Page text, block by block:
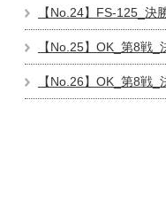
【No.24】FS-125_決
【No.25】OK_第8戦
【No.26】OK_第8戦